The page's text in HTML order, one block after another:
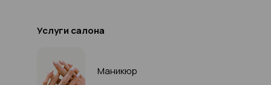
Услуги салона
Маникюр